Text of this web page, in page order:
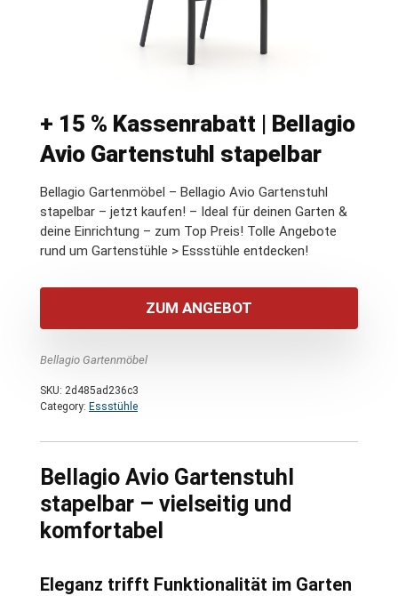
+ 15 % Kassenrabatt | Bellagio
Avio Gartenstuhl stapelbar
Bellagio Gartenmöbel – Bellagio Avio Gartenstuhl
stapelbar – jetzt kaufen! – Ideal für deinen Garten &
deine Einrichtung – zum Top Preis! Tolle Angebote
rund um Gartenstühle > Essstühle entdecken!
ZUM ANGEBOT
Bellagio Gartenmöbel
SKU: 2d485ad236c3
Category: Essstühle
Bellagio Avio Gartenstuhl
stapelbar – vielseitig und
komfortabel
Eleganz trifft Funktionalität im Garten